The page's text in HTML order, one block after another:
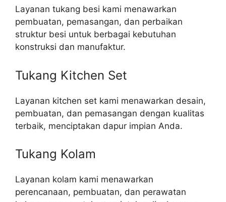
Layanan tukang besi kami menawarkan
pembuatan, pemasangan, dan perbaikan
struktur besi untuk berbagai kebutuhan
konstruksi dan manufaktur.
Tukang Kitchen Set
Layanan kitchen set kami menawarkan desain,
pembuatan, dan pemasangan dengan kualitas
terbaik, menciptakan dapur impian Anda.
Tukang Kolam
Layanan kolam kami menawarkan
perencanaan, pembuatan, dan perawatan